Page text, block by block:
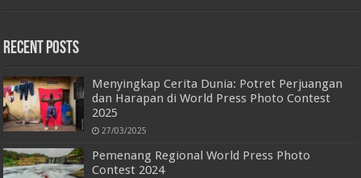
Recent Posts
Menyingkap Cerita Dunia: Potret Perjuangan
dan Harapan di World Press Photo Contest
2025
27/03/2025
Pemenang Regional World Press Photo
Contest 2024